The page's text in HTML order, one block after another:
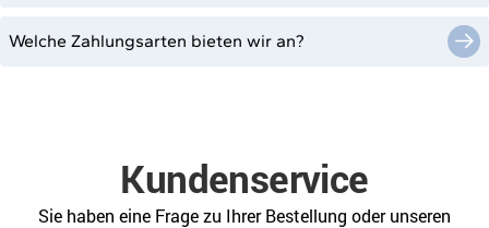
Welche Zahlungsarten bieten wir an?
Kundenservice
Sie haben eine Frage zu Ihrer Bestellung oder unseren